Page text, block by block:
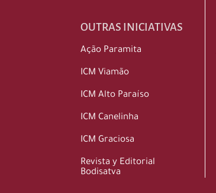
OUTRAS INICIATIVAS
Ação Paramita
ICM Viamão
ICM Alto Paraíso
ICM Canelinha
ICM Graciosa
Revista y Editorial
Bodisatva